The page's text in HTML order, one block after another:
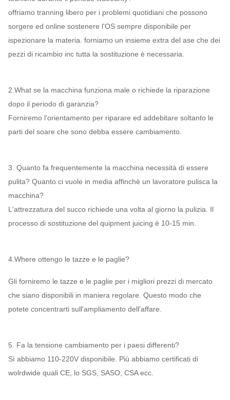
offriamo tranning libero per i problemi quotidiani che possono
sorgere ed online sostenere l'OS sempre disponibile per
ispezionare la materia. forniamo un insieme extra del ase che dei
pezzi di ricambio inc tutta la sostituzione è necessaria.
2.What se la macchina funziona male o richiede la riparazione
dopo il periodo di garanzia?
Forniremo l'orientamento per riparare ed addebitare soltanto le
parti del soare che sono debba essere cambiamento.
3. Quanto fa frequentemente la macchina necessità di essere
pulita? Quanto ci vuole in media affinchè un lavoratore pulisca la
macchina?
L'attrezzatura del succo richiede una volta al giorno la pulizia. Il
processo di sostituzione del quipment juicing è 10-15 min.
4.Where ottengo le tazze e le paglie?
Gli forniremo le tazze e le paglie per i migliori prezzi di mercato
che siano disponibili in maniera regolare. Questo modo che
potete concentrarti sull'ampliamento dell'affare.
5. Fa la tensione cambiamento per i paesi differenti?
Sì abbiamo 110-220V disponibile. Più abbiamo certificati di
wolrdwide quali CE, lo SGS, SASO, CSA ecc.